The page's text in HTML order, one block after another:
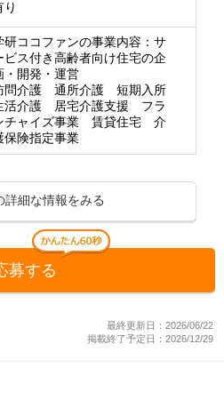
り
研ココファンの事業内容：サ
ビス付き高齢者向け住宅の企
・開発・運営
問介護 通所介護 短期入所
活介護 居宅介護支援 フラ
チャイズ事業 賃貸住宅 介
保険指定事業
詳細な情報をみる
募する
最終更新日：2026/06/22
掲載終了予定日：2026/12/29